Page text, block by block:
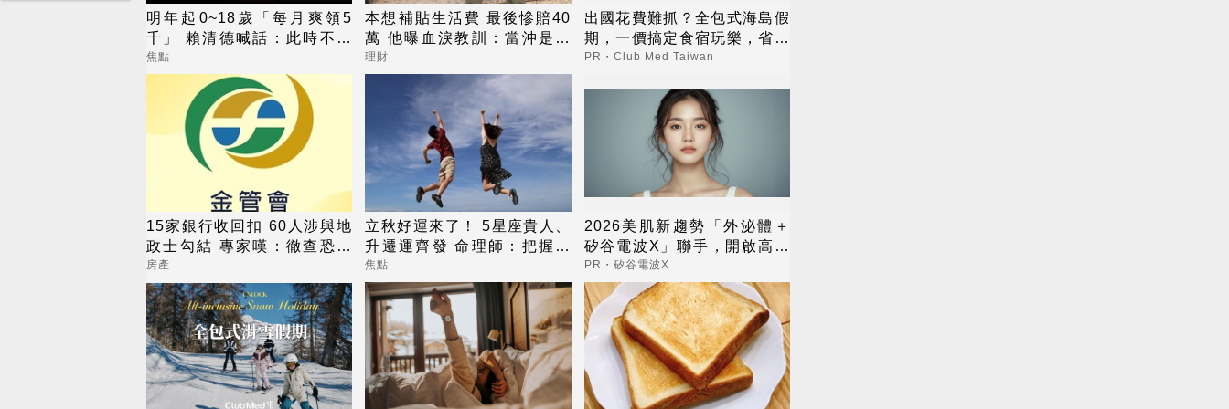
明年起0~18歲「每月爽領5
千」 賴清德喊話：此時不生
待何時
焦點
本想補貼生活費 最後慘賠40
萬 他曝血淚教訓：當沖是毒
藥
理財
出國花費難抓？全包式海島假
期，一價搞定食宿玩樂，省錢
更省心！
PR・Club Med Taiwan
15家銀行收回扣 60人涉與地
政士勾結 專家嘆：徹查恐血
流成河
房產
立秋好運來了！ 5星座貴人、
升遷運齊發 命理師：把握黃
金轉運期
焦點
2026美肌新趨勢「外泌體＋
矽谷電波X」聯手，開啟高階
養膚新世代
PR・矽谷電波X